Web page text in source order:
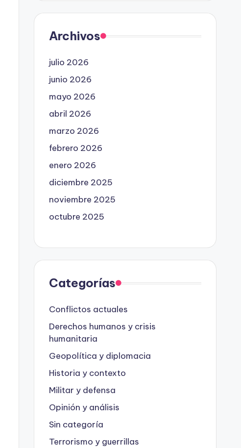
Archivos
julio 2026
junio 2026
mayo 2026
abril 2026
marzo 2026
febrero 2026
enero 2026
diciembre 2025
noviembre 2025
octubre 2025
Categorías
Conflictos actuales
Derechos humanos y crisis
humanitaria
Geopolítica y diplomacia
Historia y contexto
Militar y defensa
Opinión y análisis
Sin categoría
Terrorismo y guerrillas